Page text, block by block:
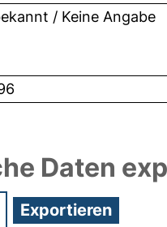
/ Keine Angabe
Daten